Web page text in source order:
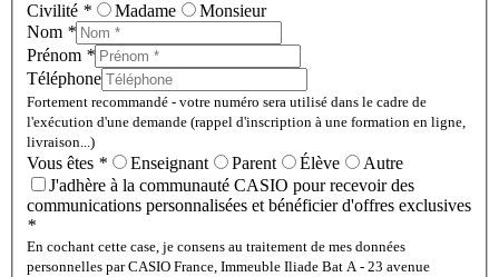
Civilité * Madame
Monsieur
Nom *
Prénom *
Téléphone
Fortement recommandé - votre numéro sera utilisé dans le cadre de
l'exécution d'une demande (rappel d'inscription à une formation en ligne,
livraison...)
Vous êtes * Enseignant Parent Élève
Autre
J'adhère à la communauté CASIO pour recevoir des
communications personnalisées et bénéficier d'offres exclusives
*
En cochant cette case, je consens au traitement de mes données
personnelles par CASIO France, Immeuble Iliade Bat A - 23 avenue